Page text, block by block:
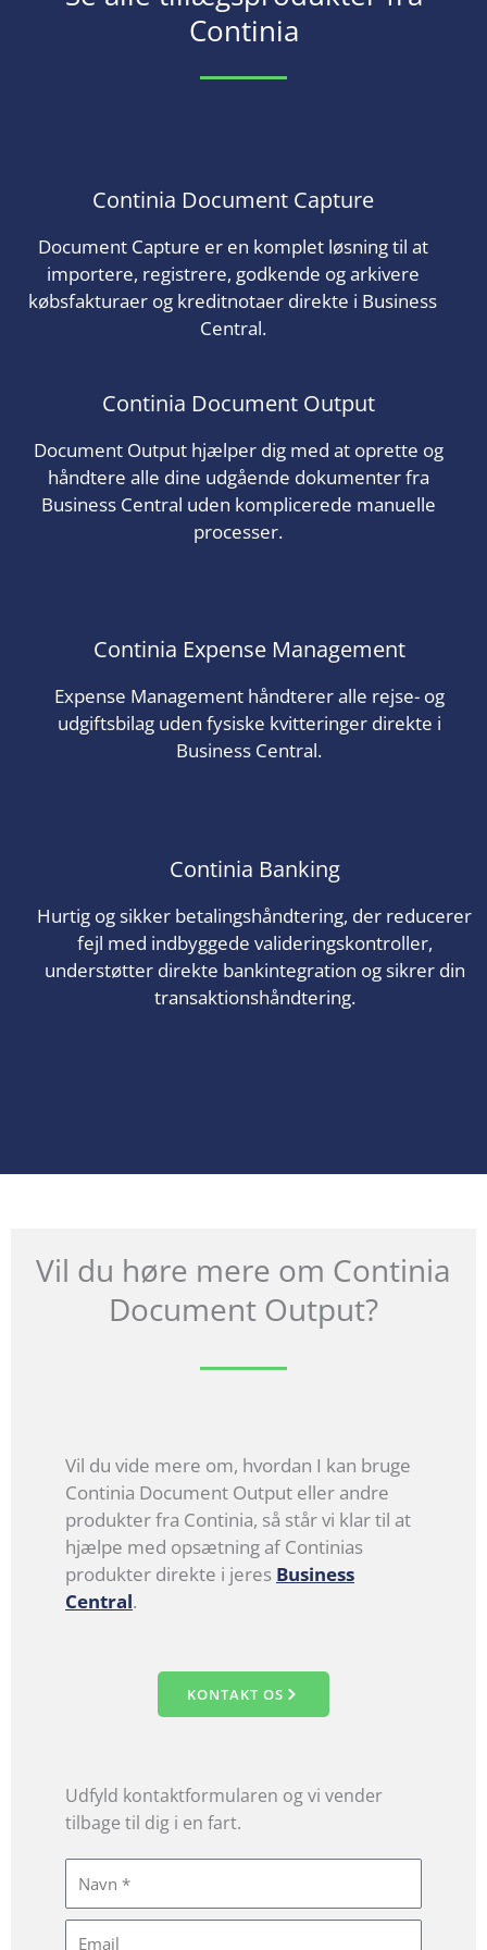
Continia
Continia Document Capture
Document Capture er en komplet løsning til at
importere, registrere, godkende og arkivere
købsfakturaer og kreditnotaer direkte i Business
Central.
Continia Document Output
Document Output hjælper dig med at oprette og
håndtere alle dine udgående dokumenter fra
Business Central uden komplicerede manuelle
processer.
Continia Expense Management
Expense Management håndterer alle rejse- og
udgiftsbilag uden fysiske kvitteringer direkte i
Business Central.
Continia Banking
Hurtig og sikker betalingshåndtering, der reducerer
fejl med indbyggede valideringskontroller,
understøtter direkte bankintegration og sikrer din
transaktionshåndtering.
Vil du høre mere om Continia
Document Output?
Vil du vide mere om, hvordan I kan bruge
Continia Document Output eller andre
produkter fra Continia, så står vi klar til at
hjælpe med opsætning af Continias
produkter direkte i jeres Business
Central.
KONTAKT OS
Udfyld kontaktformularen og vi vender
tilbage til dig i en fart.
m